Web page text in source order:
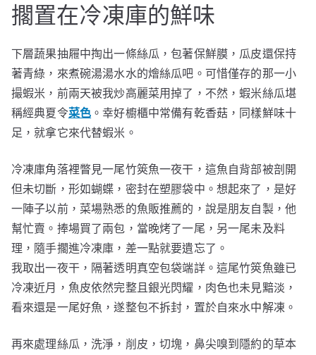
擱置在冷凍庫的鮮味
下層蔬果抽屜中掏出一條絲瓜，包著保鮮膜，瓜皮還保持
著青綠，來煮碗湯湯水水的燴絲瓜吧。可惜僅存的那一小
撮蝦米，前兩天被我炒高麗菜用掉了，不然，蝦米絲瓜堪
稱經典夏令菜色 。幸好櫥櫃中常備有乾香菇，同樣鮮味十
足，就拿它來代替蝦米。
冷凍庫角落裡瞥見一尾竹筴魚一夜干，這魚自背部被剖開
但未切斷，形如蝴蝶，密封在塑膠袋中。想起來了，是好
一陣子以前，菜場熟悉的魚販推薦的，說是朋友自製，他
幫忙賣。捧場買了兩包，當晚烤了一尾，另一尾未及料
理，隨手擱進冷凍庫，差一點就要遺忘了。
我取出一夜干，隔著透明真空包袋端詳。這尾竹筴魚雖已
冷凍近月，魚皮依然完整且銀光閃耀，肉色也未見黯淡，
看來還是一尾好魚，遂整包不拆封，置於自來水中解凍。
再來處理絲瓜，洗淨，削皮，切塊，鼻尖嗅到隱約的草本